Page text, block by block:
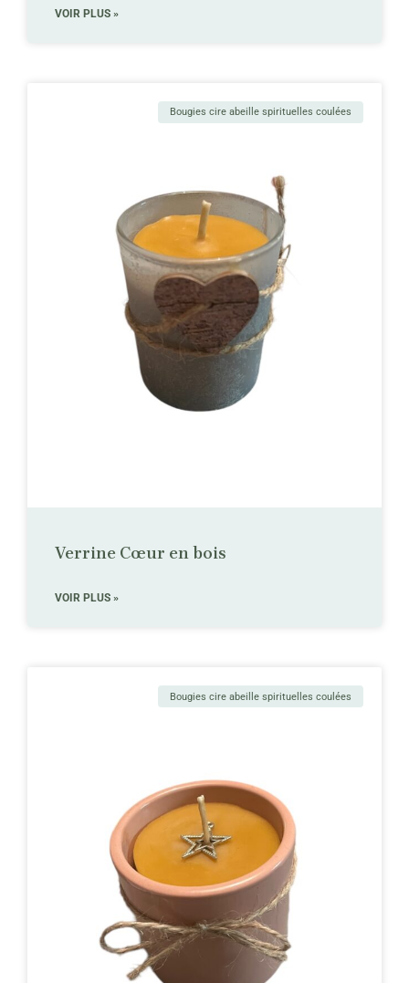
VOIR PLUS »
Bougies cire abeille spirituelles coulées
Verrine Cœur en bois
VOIR PLUS »
Bougies cire abeille spirituelles coulées